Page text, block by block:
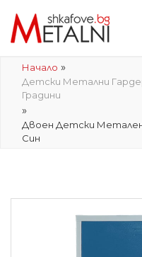
Начало »
Детски Метални
Градини
»
Двоен Детски Метален
Син